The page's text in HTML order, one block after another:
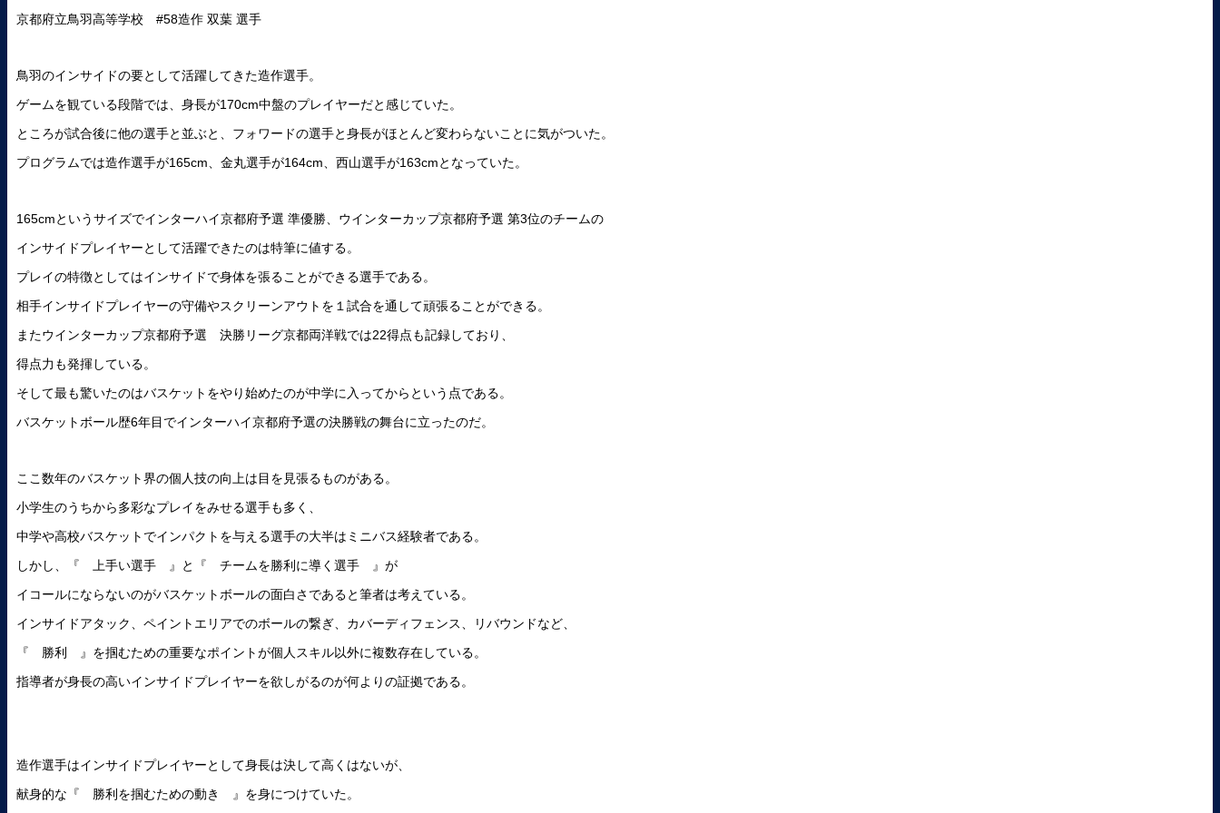
京都府立鳥羽高等学校 #58造作 双葉 選手
鳥羽のインサイドの要として活躍してきた造作選手。
ゲームを観ている段階では、身長が170cm中盤のプレイヤーだと感じていた。
ところが試合後に他の選手と並ぶと、フォワードの選手と身長がほとんど変わらないことに気がついた。
プログラムでは造作選手が165cm、金丸選手が164cm、西山選手が163cmとなっていた。
165cmというサイズでインターハイ京都府予選 準優勝、ウインターカップ京都府予選 第3位のチームの
インサイドプレイヤーとして活躍できたのは特筆に値する。
プレイの特徴としてはインサイドで身体を張ることができる選手である。
相手インサイドプレイヤーの守備やスクリーンアウトを１試合を通して頑張ることができる。
またウインターカップ京都府予選 決勝リーグ京都両洋戦では22得点も記録しており、
得点力も発揮している。
そして最も驚いたのはバスケットをやり始めたのが中学に入ってからという点である。
バスケットボール歴6年目でインターハイ京都府予選の決勝戦の舞台に立ったのだ。
ここ数年のバスケット界の個人技の向上は目を見張るものがある。
小学生のうちから多彩なプレイをみせる選手も多く、
中学や高校バスケットでインパクトを与える選手の大半はミニバス経験者である。
しかし、『 上手い選手 』と『 チームを勝利に導く選手 』が
イコールにならないのがバスケットボールの面白さであると筆者は考えている。
インサイドアタック、ペイントエリアでのボールの繋ぎ、カバーディフェンス、リバウンドなど、
『 勝利 』を掴むための重要なポイントが個人スキル以外に複数存在している。
指導者が身長の高いインサイドプレイヤーを欲しがるのが何よりの証拠である。
造作選手はインサイドプレイヤーとして身長は決して高くはないが、
献身的な『 勝利を掴むための動き 』を身につけていた。